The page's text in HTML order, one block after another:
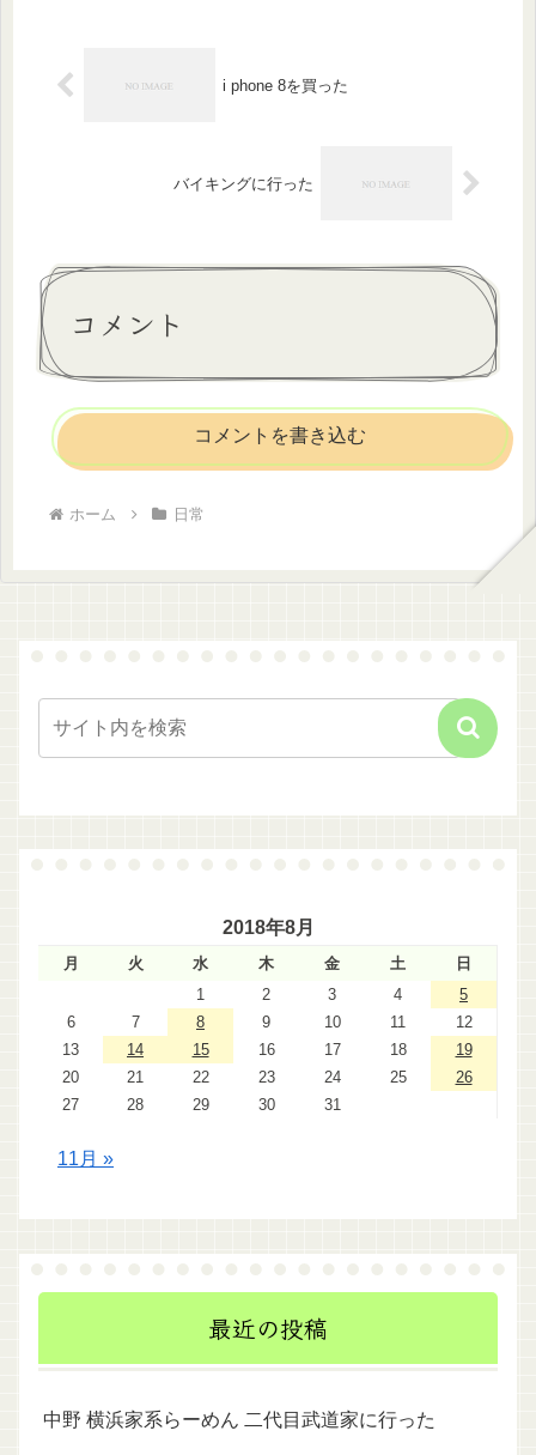
i phone 8を買った
バイキングに行った
コメント
コメントを書き込む
ホーム 日常
2018年8月
月 火 水 木 金 土
日
1
2 3 4
5
6
7 8 9 10 11
12
13
14 15 16 17 18
19
20
21 22 23 24 25
26
27
28 29 30 31
11月 »
最近の投稿
中野 横浜家系らーめん 二代目武道家に行った